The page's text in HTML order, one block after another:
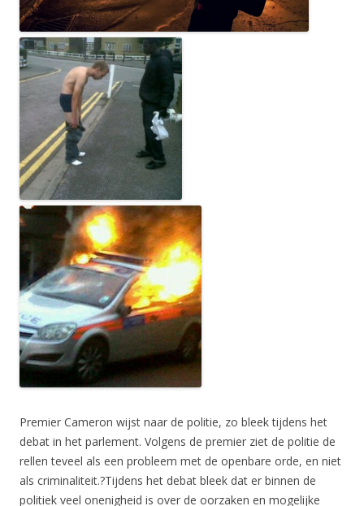
Premier Cameron wijst naar de politie, zo bleek tijdens het
debat in het parlement. Volgens de premier ziet de politie de
rellen teveel als een probleem met de openbare orde, en niet
als criminaliteit.?Tijdens het debat bleek dat er binnen de
politiek veel onenigheid is over de oorzaken en mogelijke